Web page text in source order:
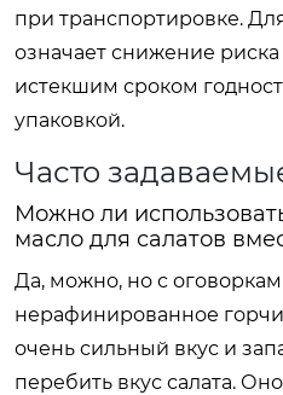
при транспортировке.
означает снижение
истекшим сроком
упаковкой.
Часто
Можно ли
масло для салатов
Да, можно, но с
нерафинированное
очень сильный вкус и
перебить вкус салата.